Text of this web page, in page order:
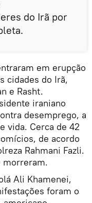
do Irã por
em erupção
cidades do Irã,
e Rasht.
iraniano
desemprego, a
vida. Cerca de 42
de acordo
Rahmani Fazli.
morreram.
Ali Khamenei,
foram o